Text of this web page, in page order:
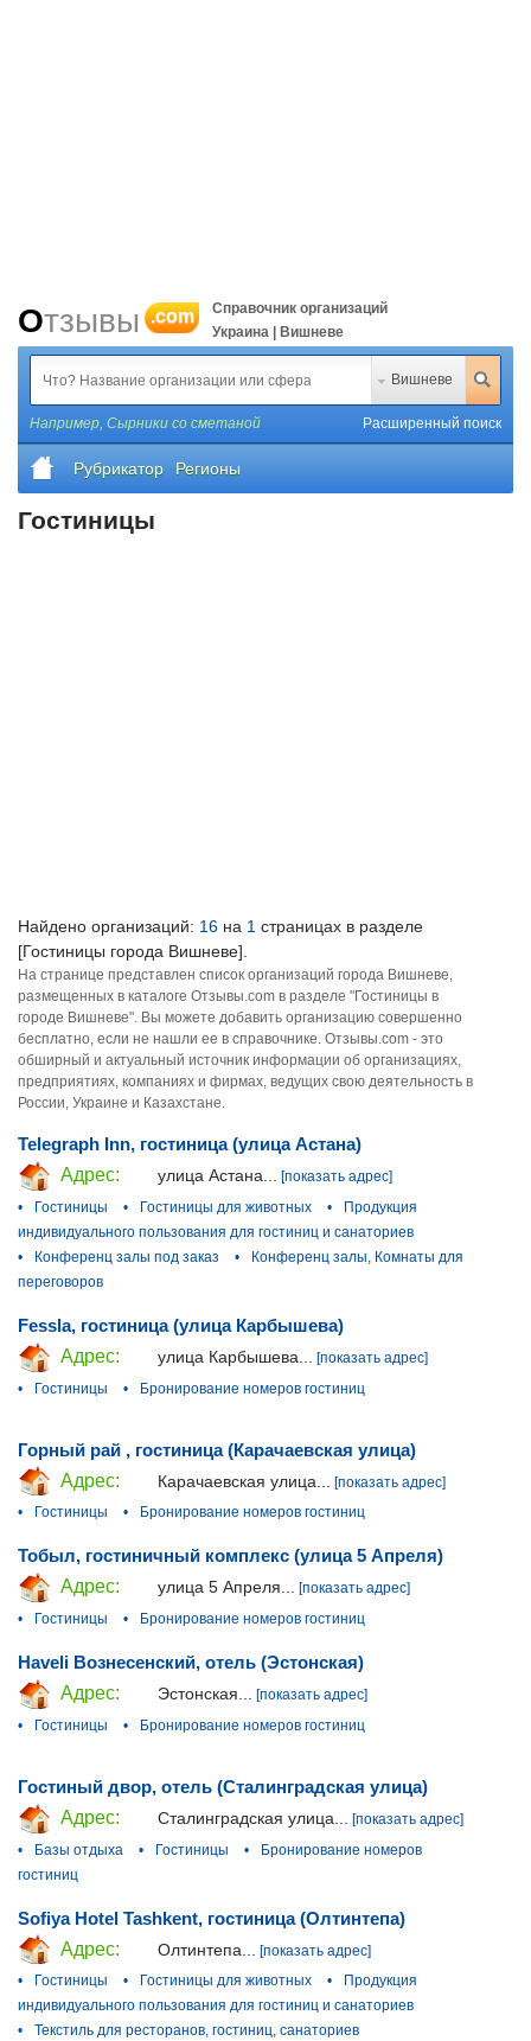
Отзывы .com
Справочник организаций
Украина | Вишневе
Вишневе
Например, Сырники со сметаной Расширенный поиск
Рубрикатор Регионы
Гостиницы
Найдено организаций: 16 на 1 страницах в разделе
[Гостиницы города Вишневе].
На странице представлен список организаций города Вишневе,
размещенных в каталоге Отзывы.com в разделе "Гостиницы в
городе Вишневе". Вы можете добавить организацию совершенно
бесплатно, если не нашли ее в справочнике. Отзывы.com - это
обширный и актуальный источник информации об организациях,
предприятиях, компаниях и фирмах, ведущих свою деятельность в
России, Украине и Казахстане.
Telegraph Inn, гостиница (улица Астана)
Адрес:
улица Астана...
[показать адрес]
•
Гостиницы • Гостиницы для животных •
Продукция
индивидуального пользования для гостиниц и санаториев
•
Конференц залы под заказ •
Конференц залы, Комнаты для
переговоров
Fessla, гостиница (улица Карбышева)
Адрес:
улица Карбышева...
[показать адрес]
•
Гостиницы • Бронирование номеров гостиниц
Горный рай , гостиница (Карачаевская улица)
Адрес:
Карачаевская улица...
[показать адрес]
•
Гостиницы • Бронирование номеров гостиниц
Тобыл, гостиничный комплекс (улица 5 Апреля)
Адрес:
улица 5 Апреля... [показать адрес]
•
Гостиницы • Бронирование номеров гостиниц
Haveli Вознесенский, отель (Эстонская)
Адрес:
Эстонская...
[показать адрес]
•
Гостиницы • Бронирование номеров гостиниц
Гостиный двор, отель (Сталинградская улица)
Адрес:
Сталинградская улица...
[показать адрес]
•
Базы отдыха • Гостиницы •
Бронирование номеров
гостиниц
Sofiya Hotel Tashkent, гостиница (Олтинтепа)
Адрес:
Олтинтепа...
[показать адрес]
•
Гостиницы • Гостиницы для животных •
Продукция
индивидуального пользования для гостиниц и санаториев
•
Текстиль для ресторанов, гостиниц, санаториев